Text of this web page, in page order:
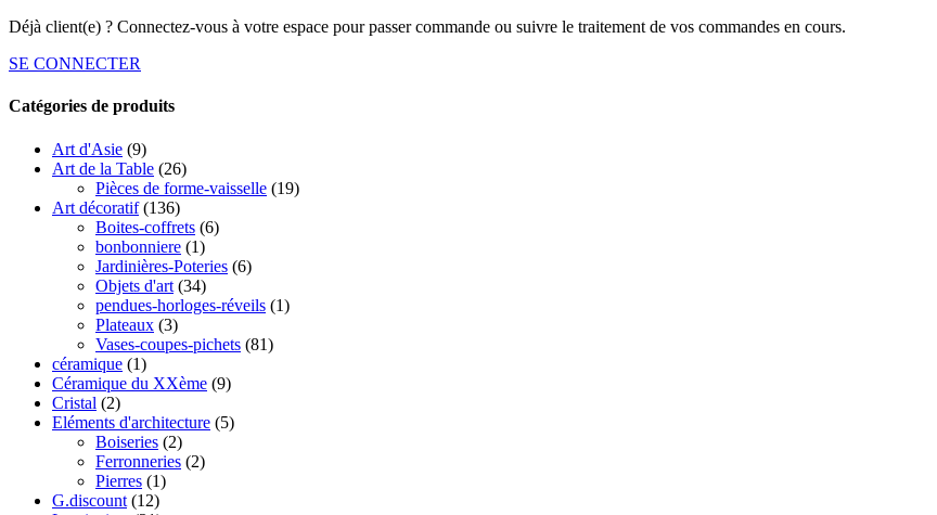
Déjà client(e) ? Connectez-vous à votre espace pour passer commande ou suivre le traitement de vos commandes en cours.
SE CONNECTER
Catégories de produits
Art d'Asie (9)
Art de la Table (26)
Pièces de forme-vaisselle (19)
Art décoratif (136)
Boites-coffrets (6)
bonbonniere (1)
Jardinières-Poteries (6)
Objets d'art (34)
pendues-horloges-réveils (1)
Plateaux (3)
Vases-coupes-pichets (81)
céramique (1)
Céramique du XXème (9)
Cristal (2)
Eléments d'architecture (5)
Boiseries (2)
Ferronneries (2)
Pierres (1)
G.discount (12)